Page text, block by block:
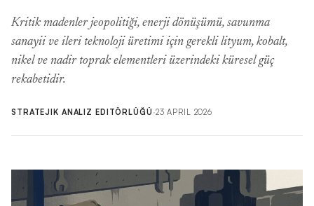
Kritik madenler jeopolitiği, enerji dönüşümü, savunma
sanayii ve ileri teknoloji üretimi için gerekli lityum, kobalt,
nikel ve nadir toprak elementleri üzerindeki küresel güç
rekabetidir.
STRATEJIK ANALIZ EDITÖRLÜĞÜ ·23 APRIL 2026